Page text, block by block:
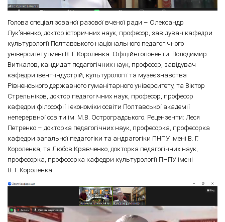
Голова спеціалізованої разової вченої ради – Олександр
Лук’яненко, доктор історичних наук, професор, завідувач кафедри
культурології Полтавського національного педагогічного
університету імені В. Г. Короленка. Офіційні опоненти: Володимир
Виткалов, кандидат педагогічних наук, професор, завідувач
кафедри івент-індустрій, культурології та музеєзнавства
Рівненського державного гуманітарного університету, та Віктор
Стрельніков, доктор педагогічних наук, професор, професор
кафедри філософії і економіки освіти Полтавської академії
неперервної освіти ім. М.В. Остроградського. Рецензенти: Леся
Петренко – докторка педагогічних наук, професорка, професорка
кафедри загальної педагогіки та андрагогіки ПНПУ імені В. Г.
Короленка, та Любов Кравченко, докторка педагогічних наук,
професорка, професорка кафедри культурології ПНПУ імені
В. Г. Короленка.